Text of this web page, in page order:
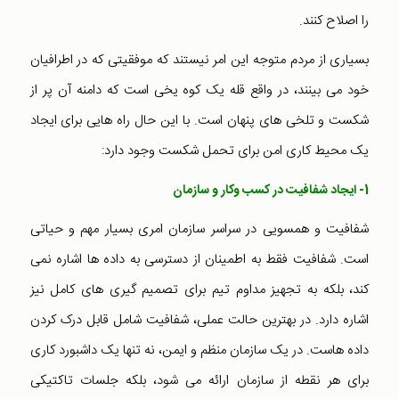
را اصلاح کنند.
بسیاری از مردم متوجه این امر نیستند که موفقیتی که در اطرافیان
خود می بینند، در واقع قله یک کوه یخی است که دامنه آن پر از
شکست و تلخی های پنهان است. با این حال راه هایی برای ایجاد
یک محیط کاری امن برای تحمل شکست وجود دارد:
1- ایجاد شفافیت در کسب وکار و سازمان
شفافیت و همسویی در سراسر سازمان امری بسیار مهم و حیاتی
است. شفافیت فقط به اطمینان از دسترسی به داده ها اشاره نمی
کند، بلکه به تجهیز مداوم تیم برای تصمیم گیری های کامل نیز
اشاره دارد. در بهترین حالت عملی، شفافیت شامل قابل درک کردن
داده هاست. در یک سازمان منظم و ایمن، نه تنها یک داشبورد کاری
برای هر نقطه از سازمان ارائه می شود، بلکه جلسات تاکتیکی